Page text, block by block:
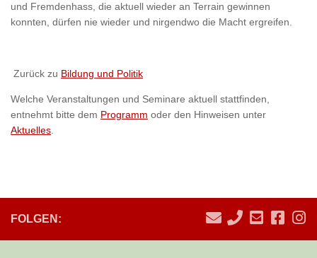
und Fremdenhass, die aktuell wieder an Terrain gewinnen
konnten, dürfen nie wieder und nirgendwo die Macht ergreifen.
Zurück zu Bildung und Politik
Welche Veranstaltungen und Seminare aktuell stattfinden,
entnehmt bitte dem Programm oder den Hinweisen unter
Aktuelles
FOLGEN: